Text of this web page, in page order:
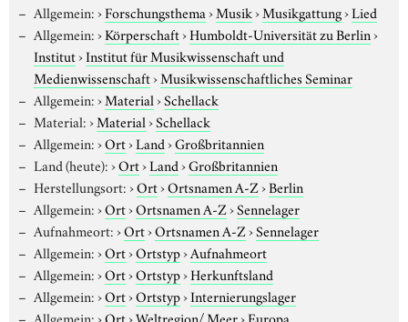
Allgemein:›Forschungsthema›Musik›Musikgattung›Lied
Allgemein:›Körperschaft›Humboldt-Universität zu Berlin›
Institut›Institut für Musikwissenschaft und
Medienwissenschaft›Musikwissenschaftliches Seminar
Allgemein:›Material›Schellack
Material:›Material›Schellack
Allgemein:›Ort›Land›Großbritannien
Land (heute):›Ort›Land›Großbritannien
Herstellungsort:›Ort›Ortsnamen A-Z›Berlin
Allgemein:›Ort›Ortsnamen A-Z›Sennelager
Aufnahmeort:›Ort›Ortsnamen A-Z›Sennelager
Allgemein:›Ort›Ortstyp›Aufnahmeort
Allgemein:›Ort›Ortstyp›Herkunftsland
Allgemein:›Ort›Ortstyp›Internierungslager
Allgemein:›Ort›Weltregion/ Meer›Europa